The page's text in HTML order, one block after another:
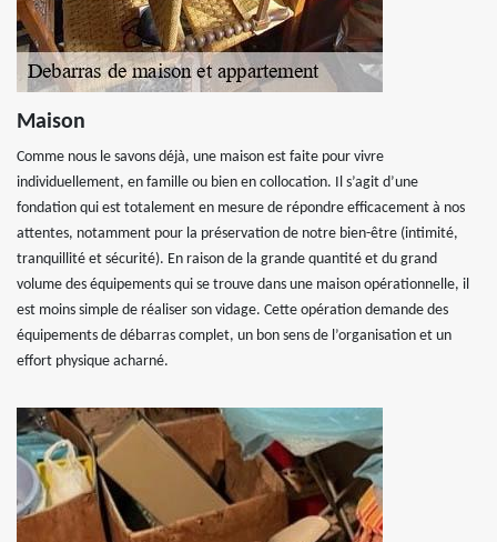
Maison
Comme nous le savons déjà, une maison est faite pour vivre
individuellement, en famille ou bien en collocation. Il s’agit d’une
fondation qui est totalement en mesure de répondre efficacement à nos
attentes, notamment pour la préservation de notre bien-être (intimité,
tranquillité et sécurité). En raison de la grande quantité et du grand
volume des équipements qui se trouve dans une maison opérationnelle, il
est moins simple de réaliser son vidage. Cette opération demande des
équipements de débarras complet, un bon sens de l’organisation et un
effort physique acharné.